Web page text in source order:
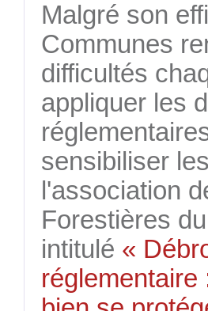
Malgré son
Communes
difficultés
appliquer les
sensibiliser
l'association
Forestières
intitulé «
réglementaire